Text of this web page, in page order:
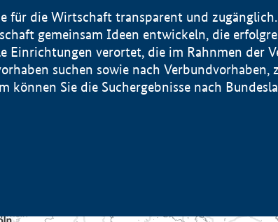
für die Wirtschaft transparent und
gemeinsam Ideen entwickeln, die
verortet, die im Rahnmen der
suchen sowie nach Verbundvorhaben,
können Sie die Suchergebnisse nach